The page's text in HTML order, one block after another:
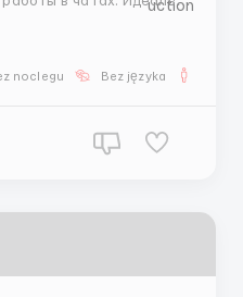
🔹 Подбирать модели
noclegu Bez języka